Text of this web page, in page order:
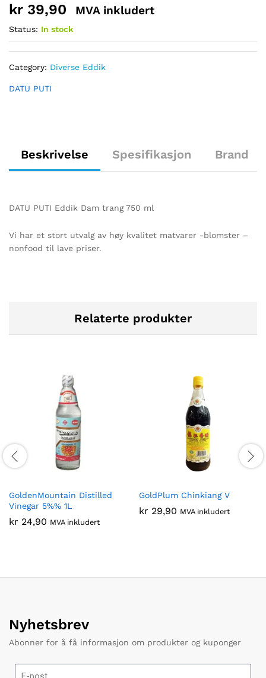
kr 39,90 MVA inkludert
Status: In stock
Category: Diverse Eddik
DATU PUTI
Beskrivelse Spesifikasjon Brand
DATU PUTI Eddik Dam trang 750 ml
Vi har et stort utvalg av høy kvalitet matvarer -blomster –
nonfood til lave priser.
Relaterte produkter
GoldenMountain Distilled
Vinegar 5%% 1L
kr 24,90 MVA inkludert
GoldPlum Chinkiang V
kr 29,90 MVA inkludert
Nyhetsbrev
Abonner for å få informasjon om produkter og kuponger